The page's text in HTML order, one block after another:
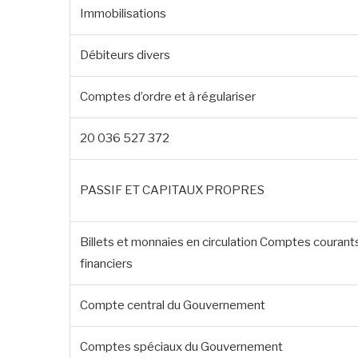
Immobilisations
Débiteurs divers
Comptes d’ordre et à régulariser
20 036 527 372
PASSIF ET CAPITAUX PROPRES
Billets et monnaies en circulation Comptes
financiers
Compte central du Gouvernement
Comptes spéciaux du Gouvernement